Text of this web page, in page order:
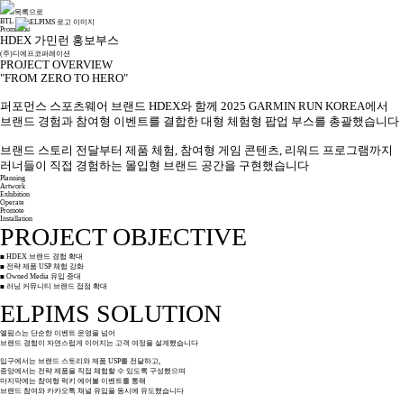
목록으로
BTL
Promotion
HDEX 가민런 홍보부스
(주)디에프코퍼레이션
PROJECT OVERVIEW
"FROM ZERO TO HERO"
퍼포먼스 스포츠웨어 브랜드 HDEX와 함께 2025 GARMIN RUN KOREA에서
브랜드 경험과 참여형 이벤트를 결합한 대형 체험형 팝업 부스를 총괄했습니다
브랜드 스토리 전달부터 제품 체험, 참여형 게임 콘텐츠, 리워드 프로그램까지
러너들이 직접 경험하는 몰입형 브랜드 공간을 구현했습니다
Planning
Artwork
Exhibition
Operate
Promote
Installation
PROJECT OBJECTIVE
■ HDEX 브랜드 경험 확대
■ 전략 제품 USP 체험 강화
■ Owned Media 유입 증대
■ 러닝 커뮤니티 브랜드 접점 확대
ELPIMS SOLUTION
엘핌스는 단순한 이벤트 운영을 넘어
브랜드 경험이 자연스럽게 이어지는 고객 여정을 설계했습니다
입구에서는 브랜드 스토리와 제품 USP를 전달하고,
중앙에서는 전략 제품을 직접 체험할 수 있도록 구성했으며
마지막에는 참여형 럭키 에어볼 이벤트를 통해
브랜드 참여와 카카오톡 채널 유입을 동시에 유도했습니다